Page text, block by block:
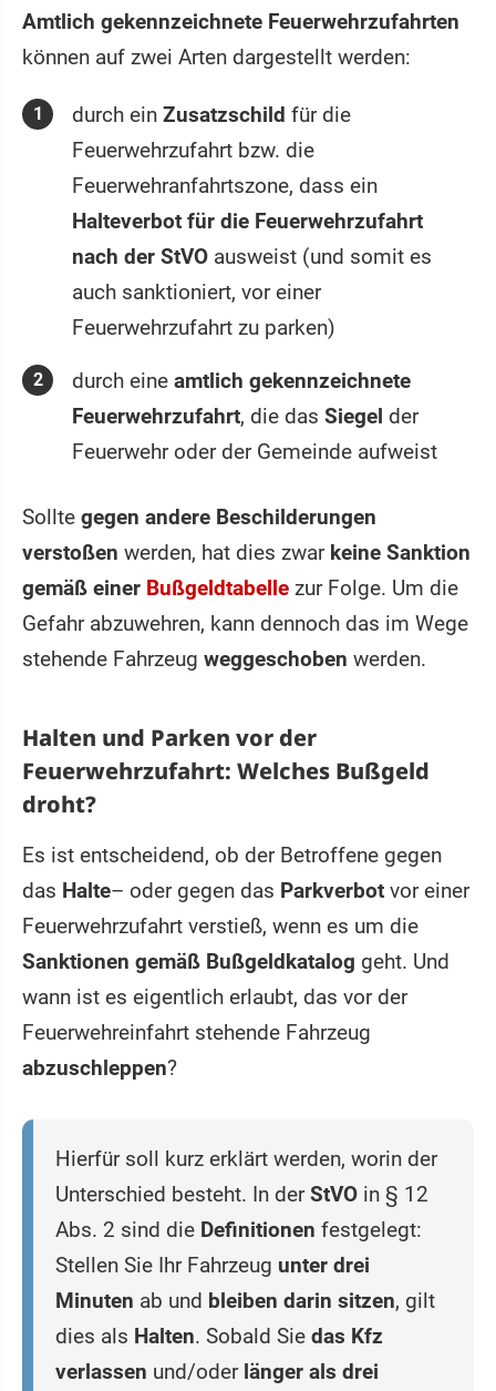
Amtlich gekennzeichnete Feuerwehrzufahrten
können auf zwei Arten dargestellt werden:
durch ein Zusatzschild für die
Feuerwehrzufahrt bzw. die
Feuerwehranfahrtszone, dass ein
Halteverbot für die Feuerwehrzufahrt
nach der StVO ausweist (und somit es
auch sanktioniert, vor einer
Feuerwehrzufahrt zu parken)
durch eine amtlich gekennzeichnete
Feuerwehrzufahrt, die das Siegel der
Feuerwehr oder der Gemeinde aufweist
Sollte gegen andere Beschilderungen
verstoßen werden, hat dies zwar keine Sanktion
gemäß einer Bußgeldtabelle zur Folge. Um die
Gefahr abzuwehren, kann dennoch das im Wege
stehende Fahrzeug weggeschoben werden.
Halten und Parken vor der
Feuerwehrzufahrt: Welches Bußgeld
droht?
Es ist entscheidend, ob der Betroffene gegen
das Halte– oder gegen das Parkverbot vor einer
Feuerwehrzufahrt verstieß, wenn es um die
Sanktionen gemäß Bußgeldkatalog geht. Und
wann ist es eigentlich erlaubt, das vor der
Feuerwehreinfahrt stehende Fahrzeug
abzuschleppen?
Hierfür soll kurz erklärt werden, worin der
Unterschied besteht. In derStVO in § 12
Abs. 2 sind die Definitionen festgelegt:
Stellen Sie Ihr Fahrzeug unter drei
Minuten ab und bleiben darin sitzen, gilt
dies als Halten. Sobald Sie das Kfz
verlassen und/oder länger als drei